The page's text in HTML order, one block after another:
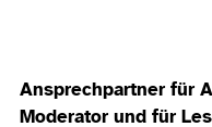
Ansprechpartner für
Moderator und für